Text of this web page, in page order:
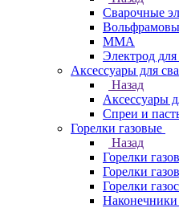
Сварочные
ММА
Электрод
Аксессуары для
Назад
Аксессуары
Спреи и
Горелки газовые
Назад
Горелки
Горелки
Горелки
Наконечники